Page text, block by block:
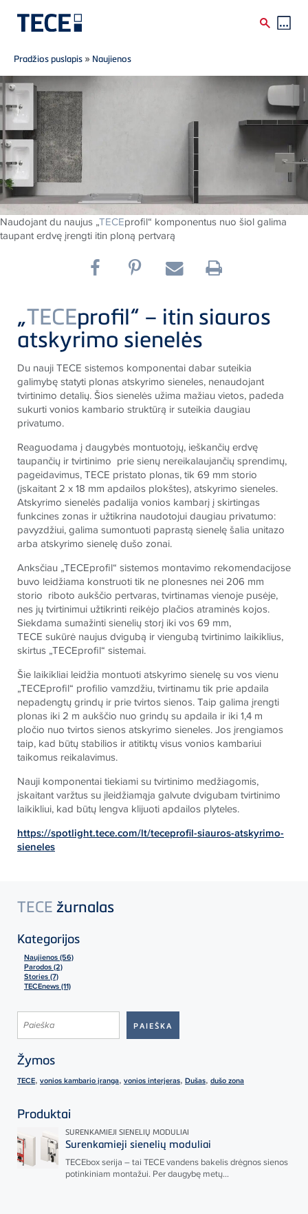
Skip to main content
Breadcrumb
Pradžios puslapis » Naujienos
Naudojant du naujus „TECEprofil“ komponentus nuo šiol galima
taupant erdvę įrengti itin ploną pertvarą
„TECEprofil“ – itin siauros
atskyrimo sienelės
Du naujiTECE sistemos komponentai dabar suteikia
galimybę statyti plonas atskyrimo sieneles, nenaudojant
tvirtinimo detalių. Šios sienelės užima mažiau vietos, padeda
sukurti vonios kambario struktūrą ir suteikia daugiau
privatumo.
Reaguodama į daugybės montuotojų, ieškančių erdvę
taupančių ir tvirtinimo prie sienų nereikalaujančių sprendimų,
pageidavimus,TECE pristato plonas, tik 69 mm storio
(įskaitant 2 x 18 mm apdailos plokštes), atskyrimo sieneles.
Atskyrimo sienelės padalija vonios kambarį į skirtingas
funkcines zonas ir užtikrina naudotojui daugiau privatumo:
pavyzdžiui, galima sumontuoti paprastą sienelę šalia unitazo
arba atskyrimo sienelę dušo zonai.
Anksčiau „TECEprofil“ sistemos montavimo rekomendacijose
buvo leidžiama konstruoti tik ne plonesnes nei 206 mm
storio riboto aukščio pertvaras, tvirtinamas vienoje pusėje,
nes jų tvirtinimui užtikrinti reikėjo plačios atraminės kojos.
Siekdama sumažinti sienelių storį iki vos 69 mm,
TECE sukūrė naujus dvigubą ir viengubą tvirtinimo laikiklius,
skirtus „TECEprofil“ sistemai.
Šie laikikliai leidžia montuoti atskyrimo sienelę su vos vienu
„TECEprofil“ profilio vamzdžiu, tvirtinamu tik prie apdaila
nepadengtų grindų ir prie tvirtos sienos. Taip galima įrengti
plonas iki 2 m aukščio nuo grindų su apdaila ir iki 1,4 m
pločio nuo tvirtos sienos atskyrimo sieneles. Jos įrengiamos
taip, kad būtų stabilios ir atitiktų visus vonios kambariui
taikomus reikalavimus.
Nauji komponentai tiekiami su tvirtinimo medžiagomis,
įskaitant varžtus su įleidžiamąja galvute dvigubam tvirtinimo
laikikliui, kad būtų lengva klijuoti apdailos plyteles.
https://spotlight.tece.com/lt/teceprofil-siauros-atskyrimo-
sieneles
TECE žurnalas
Kategorijos
Naujienos (56)
Parodos (2)
Stories (7)
TECEnews (11)
Žymos
TECE, vonios kambario įranga, vonios interjeras, Dušas, dušo zona
Produktai
SURENKAMIEJI SIENELIŲ MODULIAI
Surenkamieji sienelių moduliai
TECEbox serija – tai TECEvandens bakelis drėgnos sienos
potinkiniam montažui. Per daugybę metų...